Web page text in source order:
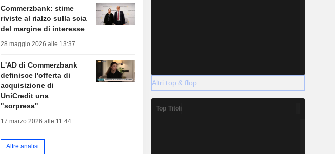
Commerzbank: stime
riviste al rialzo sulla scia
del margine di interesse
28 maggio 2026 alle 13:37
L'AD di Commerzbank
definisce l'offerta di
acquisizione di
UniCredit una
"sorpresa"
17 marzo 2026 alle 11:44
Altre analisi
Altri top & flop
Top Titoli